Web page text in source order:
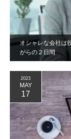
オシャレな会社
がらの２日間
2023
MAY
17